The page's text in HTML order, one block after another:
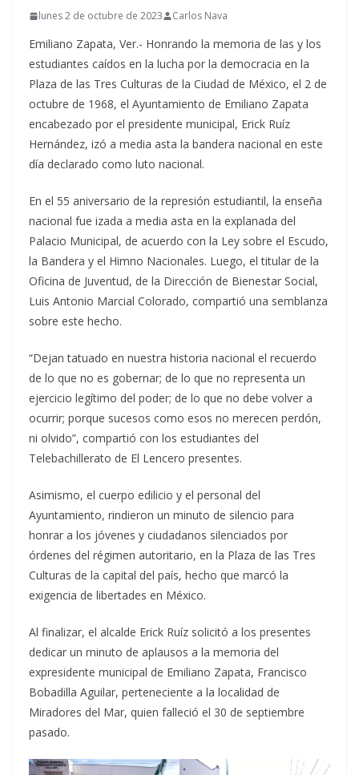
lunes 2 de octubre de 2023 Carlos Nava
Emiliano Zapata, Ver.- Honrando la memoria de las y los
estudiantes caídos en la lucha por la democracia en la
Plaza de las Tres Culturas de la Ciudad de México, el 2 de
octubre de 1968, el Ayuntamiento de Emiliano Zapata
encabezado por el presidente municipal, Erick Ruíz
Hernández, izó a media asta la bandera nacional en este
día declarado como luto nacional.
En el 55 aniversario de la represión estudiantil, la enseña
nacional fue izada a media asta en la explanada del
Palacio Municipal, de acuerdo con la Ley sobre el Escudo,
la Bandera y el Himno Nacionales. Luego, el titular de la
Oficina de Juventud, de la Dirección de Bienestar Social,
Luis Antonio Marcial Colorado, compartió una semblanza
sobre este hecho.
“Dejan tatuado en nuestra historia nacional el recuerdo
de lo que no es gobernar; de lo que no representa un
ejercicio legítimo del poder; de lo que no debe volver a
ocurrir; porque sucesos como esos no merecen perdón,
ni olvido”, compartió con los estudiantes del
Telebachillerato de El Lencero presentes.
Asimismo, el cuerpo edilicio y el personal del
Ayuntamiento, rindieron un minuto de silencio para
honrar a los jóvenes y ciudadanos silenciados por
órdenes del régimen autoritario, en la Plaza de las Tres
Culturas de la capital del país, hecho que marcó la
exigencia de libertades en México.
Al finalizar, el alcalde Erick Ruíz solicitó a los presentes
dedicar un minuto de aplausos a la memoria del
expresidente municipal de Emiliano Zapata, Francisco
Bobadilla Aguilar, perteneciente a la localidad de
Miradores del Mar, quien falleció el 30 de septiembre
pasado.